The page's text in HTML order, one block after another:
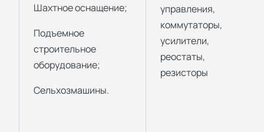
Шахтное оснащение;
Подъемное
строительное
оборудование;
Сельхозмашины.
управления,
коммутаторы,
усилители,
реостаты,
резисторы